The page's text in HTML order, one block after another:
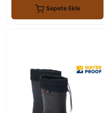
Sepete Ekle